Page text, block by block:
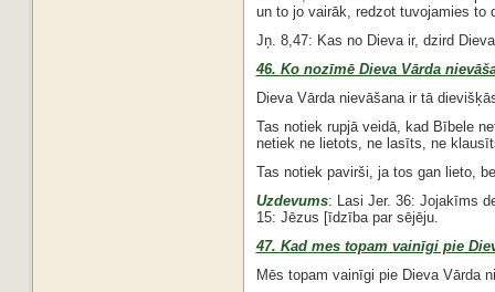
un to jo vairāk, redzot tuvojamies to
Jņ. 8,47: Kas no Dieva ir, dzird
46. Ko nozīmē Dieva Vārda
Dieva Vārda nievāšana ir tā
Tas notiek rupjā veidā, kad Bībele
netiek ne lietots, ne lasīts, ne
Tas notiek pavirši, ja tos gan lieto,
Uzdevums: Lasi Jer. 36: Jojakīms
15: Jēzus [īdzība par sējēju.
47. Kad mes topam vainīgi pie
Mēs topam vainīgi pie Dieva Vārda